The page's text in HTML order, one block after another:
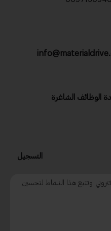
الوظائف الشاغرة
التسجيل
وتتبع هذا النشاط لتحسين
والأسبوعية